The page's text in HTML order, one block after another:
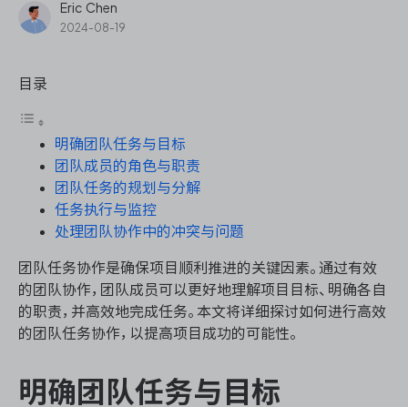
瀑布项目管理
测试管理
研发效能管理
DevOps
资源和工时管理
服务台和工单管理
Eric Chen
2024-08-19
目录
明确团队任务与目标
团队成员的角色与职责
团队任务的规划与分解
任务执行与监控
处理团队协作中的冲突与问题
团队任务协作是确保项目顺利推进的关键因素。通过有效
的团队协作，团队成员可以更好地理解项目目标、明确各自
的职责，并高效地完成任务。本文将详细探讨如何进行高效
的团队任务协作，以提高项目成功的可能性。
明确团队任务与目标